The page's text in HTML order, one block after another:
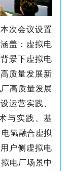
次会议设置
盖：虚拟电
景下虚拟电
质量发展新
高质量发展
运营实践、
与实践、基
氢融合虚拟
户侧虚拟电
电厂场景中